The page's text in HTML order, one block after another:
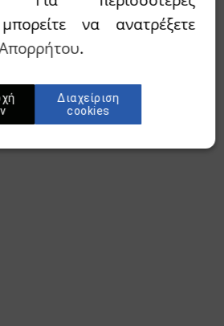
να ανατρέξετε
.
Διαχείριση
cookies